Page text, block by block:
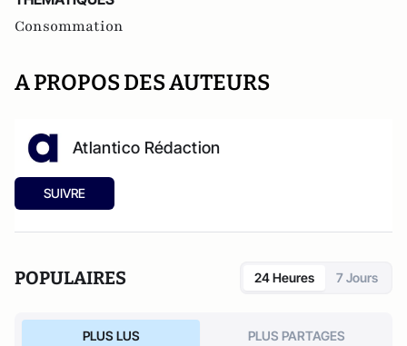
Consommation
A PROPOS DES AUTEURS
Atlantico Rédaction
SUIVRE
POPULAIRES 24 Heures 7 Jours
PLUS LUS PLUS PARTAGES